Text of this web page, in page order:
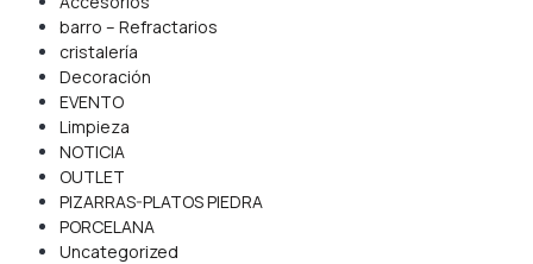
barro – Refractarios
cristalería
Decoración
EVENTO
Limpieza
NOTICIA
OUTLET
PIZARRAS-PLATOS PIEDRA
PORCELANA
Uncategorized